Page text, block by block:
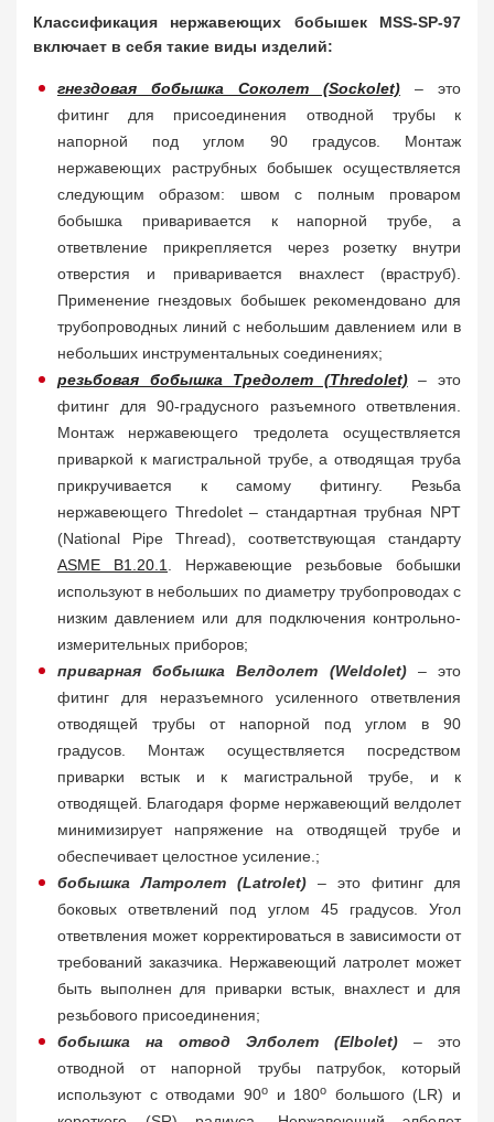
Классификация нержавеющих бобышек MSS-SP-97
включает в себя такие виды изделий:
гнездовая бобышка Соколет (Sockolet) – это
фитинг для присоединения отводной трубы к
напорной под углом 90 градусов. Монтаж
нержавеющих раструбных бобышек осуществляется
следующим образом: швом с полным проваром
бобышка приваривается к напорной трубе, а
ответвление прикрепляется через розетку внутри
отверстия и приваривается внахлест (враструб).
Применение гнездовых бобышек рекомендовано для
трубопроводных линий с небольшим давлением или в
небольших инструментальных соединениях;
резьбовая бобышка Тредолет (Thredolet)– это
фитинг для 90-градусного разъемного ответвления.
Монтаж нержавеющего тредолета осуществляется
приваркой к магистральной трубе, а отводящая труба
прикручивается к самому фитингу. Резьба
нержавеющего Thredolet – стандартная трубная NPT
(National Pipe Thread), соответствующая стандарту
ASME B1.20.1
. Нержавеющие резьбовые бобышки
используют в небольших по диаметру трубопроводах с
низким давлением или для подключения контрольно-
измерительных приборов;
приварная бобышка Велдолет (Weldolet)– это
фитинг для неразъемного усиленного ответвления
отводящей трубы от напорной под углом в 90
градусов. Монтаж осуществляется посредством
приварки встык и к магистральной трубе, и к
отводящей. Благодаря форме нержавеющий велдолет
минимизирует напряжение на отводящей трубе и
обеспечивает целостное усиление.;
бобышка Латролет (Latrolet) – это фитинг для
боковых ответвлений под углом 45 градусов. Угол
ответвления может корректироваться в зависимости от
требований заказчика. Нержавеющий латролет может
быть выполнен для приварки встык, внахлест и для
резьбового присоединения;
бобышка на отвод Элболет (Elbolet) – это
отводной от напорной трубы патрубок, который
используют с отводами 90ои 180о
большого (LR) и